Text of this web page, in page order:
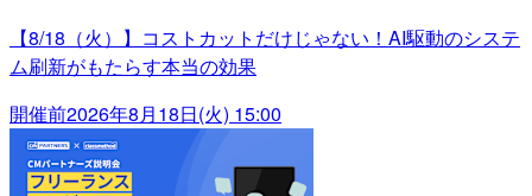
【8/18（火）】コストカットだけじゃない！AI駆動のシステ
ム刷新がもたらす本当の効果
開催前2026年8月18日(火) 15:00